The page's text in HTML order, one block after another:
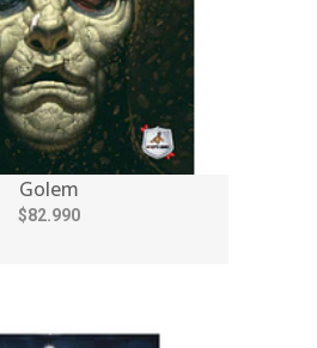
Golem
$82.990